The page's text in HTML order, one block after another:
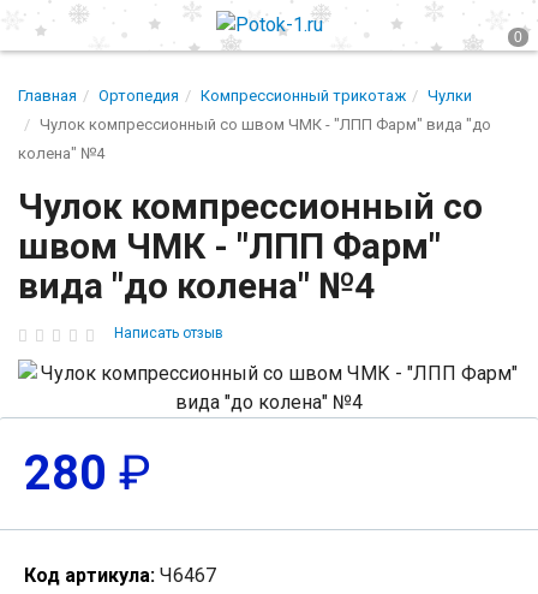
Главная Ортопедия Компрессионный трикотаж
Чулки
Чулок компрессионный со швом ЧМК - "ЛПП Фарм" вида "до
колена" №4
Чулок компрессионный со
швом ЧМК - "ЛПП Фарм"
вида "до колена" №4
Написать отзыв
280 ₽
Код артикула: Ч6467